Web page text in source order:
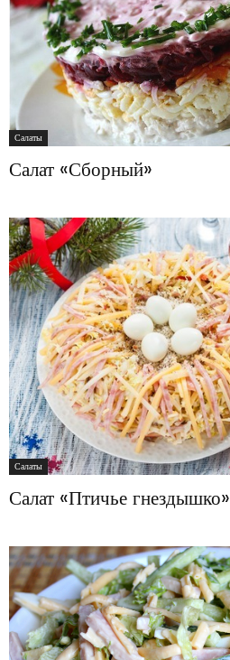
Салаты
Салат «Сборный»
Салаты
Салат «Птичье гнездышко»